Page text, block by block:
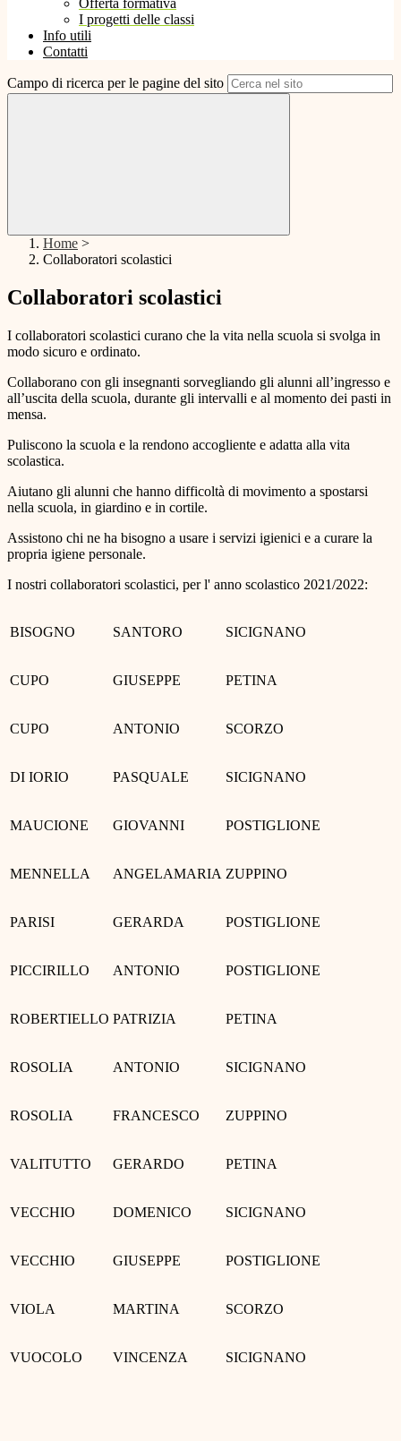
Offerta formativa
I progetti delle classi
Info utili
Contatti
Campo di ricerca per le pagine del sito
Home >
Collaboratori scolastici
Collaboratori scolastici
I collaboratori scolastici curano che la vita nella scuola si svolga in
modo sicuro e ordinato.
Collaborano con gli insegnanti sorvegliando gli alunni all’ingresso e
all’uscita della scuola, durante gli intervalli e al momento dei pasti in
mensa.
Puliscono la scuola e la rendono accogliente e adatta alla vita
scolastica.
Aiutano gli alunni che hanno difficoltà di movimento a spostarsi
nella scuola, in giardino e in cortile.
Assistono chi ne ha bisogno a usare i servizi igienici e a curare la
propria igiene personale.
I nostri collaboratori scolastici, per l' anno scolastico 2021/2022:
BISOGNO SANTORO SICIGNANO
CUPO GIUSEPPE PETINA
CUPO ANTONIO SCORZO
DI IORIO PASQUALE SICIGNANO
MAUCIONE GIOVANNI POSTIGLIONE
MENNELLA ANGELAMARIA ZUPPINO
PARISI GERARDA POSTIGLIONE
PICCIRILLO ANTONIO POSTIGLIONE
ROBERTIELLO PATRIZIA PETINA
ROSOLIA ANTONIO SICIGNANO
ROSOLIA FRANCESCO ZUPPINO
VALITUTTO GERARDO PETINA
VECCHIO DOMENICO SICIGNANO
VECCHIO GIUSEPPE POSTIGLIONE
VIOLA MARTINA SCORZO
VUOCOLO VINCENZA SICIGNANO